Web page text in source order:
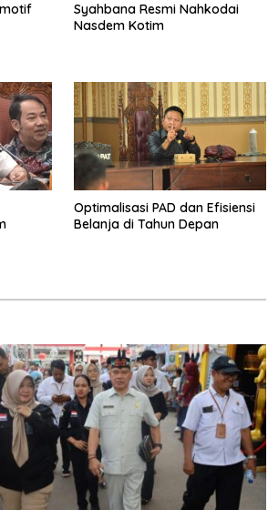
Syahbana Resmi Nahkodai
Nasdem Kotim
Optimalisasi PAD dan Efisiensi
Belanja di Tahun Depan